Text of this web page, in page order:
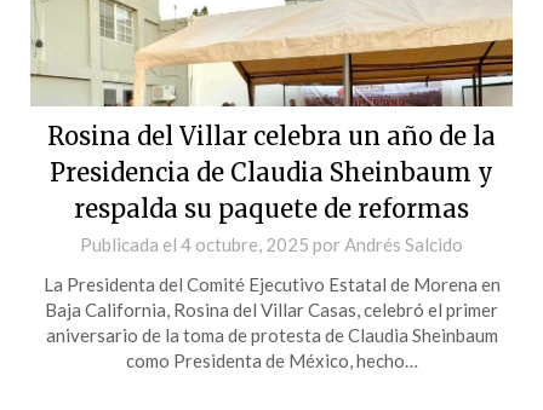
Rosina del Villar celebra un año de la
Presidencia de Claudia Sheinbaum y
respalda su paquete de reformas
Publicada el 4 octubre, 2025 por Andrés Salcido
La Presidenta del Comité Ejecutivo Estatal de Morena en
Baja California, Rosina del Villar Casas, celebró el primer
aniversario de la toma de protesta de Claudia Sheinbaum
como Presidenta de México, hecho…